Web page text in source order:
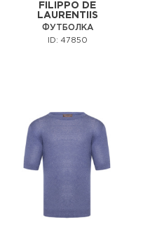
FILIPPO DE
LAURENTIIS
ФУТБОЛКА
ID: 47850